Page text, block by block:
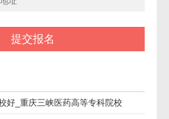
好_重庆三峡医药高等专科院校